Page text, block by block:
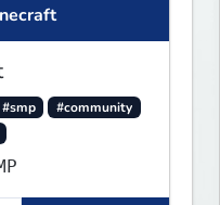
#smp
#community